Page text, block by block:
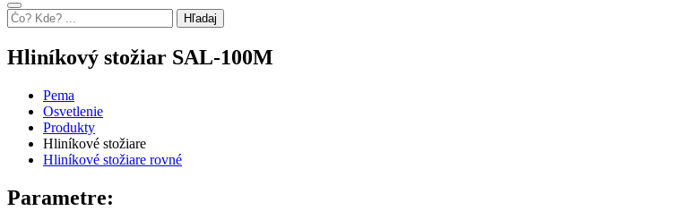
Hľadaj
Hliníkový stožiar SAL-100M
Pema
Osvetlenie
Produkty
Hliníkové stožiare
Hliníkové stožiare rovné
Parametre: